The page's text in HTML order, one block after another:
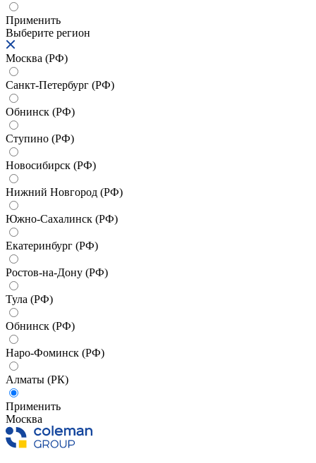
Применить
Выберите регион
Москва (РФ)
Санкт-Петербург (РФ)
Обнинск (РФ)
Ступино (РФ)
Новосибирск (РФ)
Нижний Новгород (РФ)
Южно-Сахалинск (РФ)
Екатеринбург (РФ)
Ростов-на-Дону (РФ)
Тула (РФ)
Обнинск (РФ)
Наро-Фоминск (РФ)
Алматы (РК)
Применить
Москва